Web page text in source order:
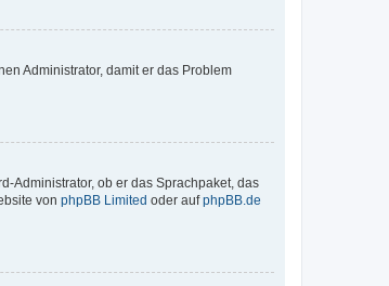
Administrator, damit er das Problem
Administrator, ob er das Sprachpaket, das
von phpBB Limited oder aufphpBB.de